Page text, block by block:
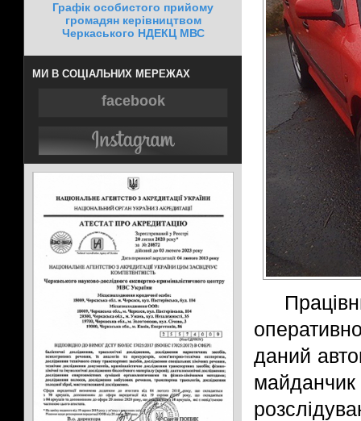
Графік особистого прийому
громадян керівництвом
Черкаського НДЕКЦ МВС
МИ В СОЦІАЛЬНИХ МЕРЕЖАХ
facebook
даний